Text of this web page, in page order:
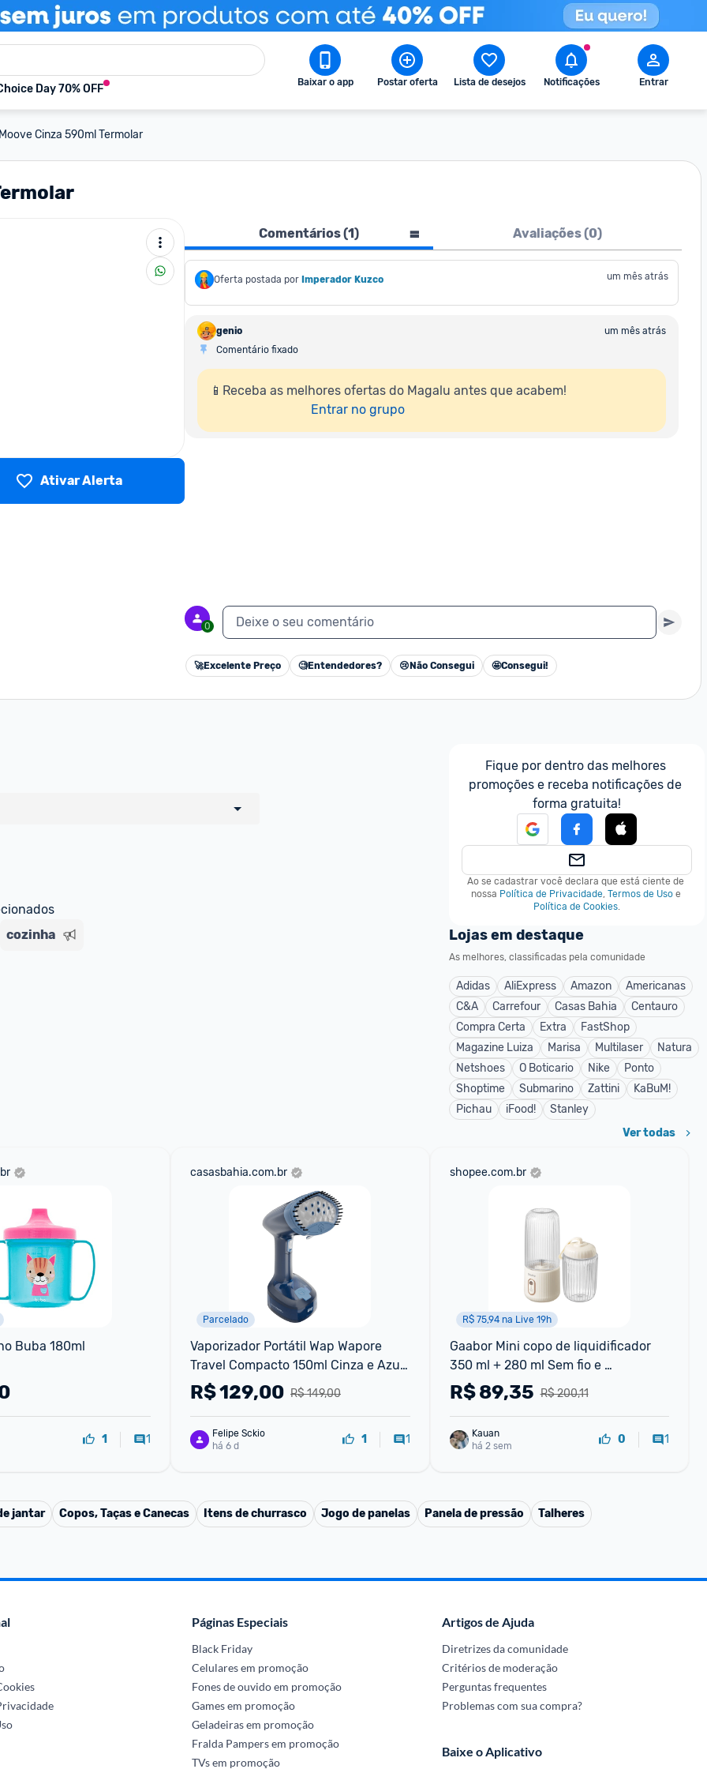
Day 70% OFF Baixar o app Postar oferta Lista de desejos Notificações Entrar
Cinza 590ml Termolar
Ativar Alerta
Comentários (1) Avaliações (0)
Oferta postada por Imperador Kuzco um mês atrás
genio
um mês atrás
Comentário fixado
📱Receba as melhores ofertas do Magalu antes que acabem!
Entrar no grupo
0 Deixe o seu comentário
🚀Excelente Preço 🧐Entendedores? 😢 Não Consegui 🤩Consegui!
forma de saldo na carteira
você;
o MagaluPay por PIX;
cozinha
Fique por dentro das melhores
promoções e receba notificações de
forma gratuita!
Ao se cadastrar você declara que está ciente de
nossa Política de Privacidade, Termos de Uso e
Política de Cookies.
Lojas em destaque
As melhores, classificadas pela comunidade
Adidas AliExpress Amazon
Americanas
C&A
Carrefour Casas Bahia
Centauro
Compra Certa
Extra
FastShop
Magazine Luiza
Marisa Multilaser
Natura
Netshoes
O Boticario Nike
Ponto
Shoptime
Submarino Zattini
KaBuM!
Pichau
iFood! Stanley
Ver todas
Buba 180ml
1 1
casasbahia.com.br
Parcelado
Vaporizador Portátil Wap Wapore
Travel Compacto 150ml Cinza e Azul
- 110V
R$ 149,00
R$129,00
Felipe Sckio
há 6 d
1 1
shopee.com.br
R$ 75,94 na Live 19h
Gaabor Mini copo de liquidificador
350 ml + 280 ml Sem fio e
conveniente Bateria de grande
capacidade de FP03T -1
R$ 200,11
R$89,35
Kauan
há 2 sem
0 1
jantar Copos, Taças e Canecas Itens de churrasco Jogo de panelas Panela de pressão Talheres
Páginas Especiais
Black Friday
Celulares em promoção
Fones de ouvido em promoção
Games em promoção
Geladeiras em promoção
Fralda Pampers em promoção
TVs em promoção
Artigos de Ajuda
Diretrizes da comunidade
Critérios de moderação
Perguntas frequentes
Problemas com sua compra?
Baixe o Aplicativo